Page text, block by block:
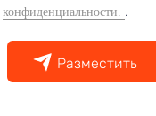
конфиденциальности. .
Разместить